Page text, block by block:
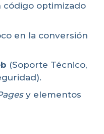
código optimizado
en la conversión
(Soporte Técnico,
y elementos